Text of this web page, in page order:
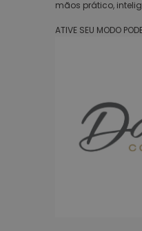
mãos prático,
ATIVE SEU MODO